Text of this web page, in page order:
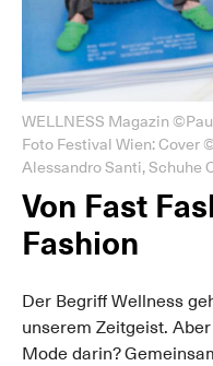
WELLNESS Magazin
Foto Festival Wien: Cover
Alessandro Santi, Schuhe
Von Fast
Fashion
Der Begriff Wellness
unserem Zeitgeist.
Mode darin?